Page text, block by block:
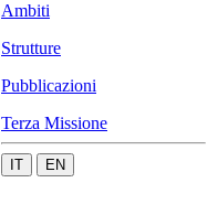
Ambiti
Strutture
Pubblicazioni
Terza Missione
IT EN